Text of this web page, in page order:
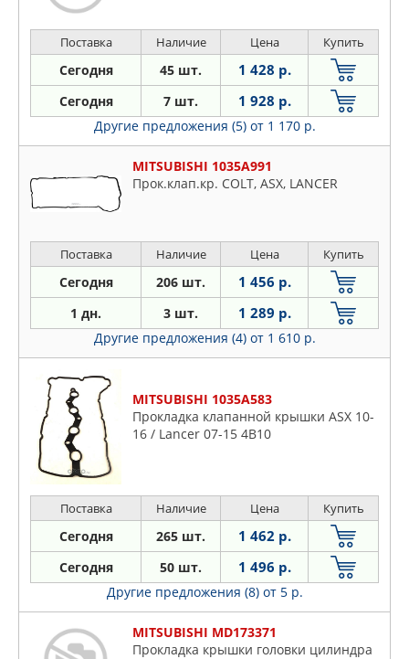
Поставка Наличие Цена Купить
Сегодня 45 шт. 1 428 р.
Сегодня 7 шт. 1 928 р.
Другие предложения (5) от 1 170 р.
MITSUBISHI 1035A991
Прок.клап.кр. COLT, ASX, LANCER
Поставка Наличие Цена Купить
Сегодня 206 шт. 1 456 р.
1 дн. 3 шт. 1 289 р.
Другие предложения (4) от 1 610 р.
MITSUBISHI 1035A583
Прокладка клапанной крышки ASX 10-
16 / Lancer 07-15 4B10
Поставка Наличие Цена Купить
Сегодня 265 шт. 1 462 р.
Сегодня 50 шт. 1 496 р.
Другие предложения (8) от 5 р.
MITSUBISHI MD173371
Прокладка крышки головки цилиндра